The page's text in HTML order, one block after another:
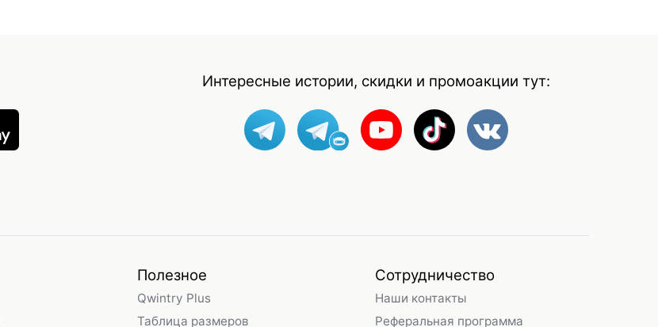
Интересные истории, скидки и промоакции тут:
Полезное
Qwintry Plus
Таблица размеров
Сотрудничество
Наши контакты
Реферальная программа